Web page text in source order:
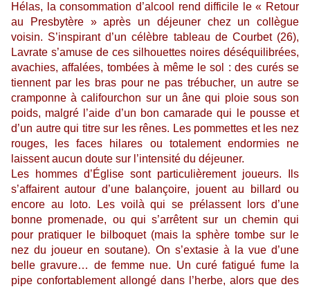
Hélas, la consommation d’alcool rend difficile le « Retour
au Presbytère » après un déjeuner chez un collègue
voisin. S’inspirant d’un célèbre tableau de Courbet (26),
Lavrate s’amuse de ces silhouettes noires déséquilibrées,
avachies, affalées, tombées à même le sol : des curés se
tiennent par les bras pour ne pas trébucher, un autre se
cramponne à califourchon sur un âne qui ploie sous son
poids, malgré l’aide d’un bon camarade qui le pousse et
d’un autre qui titre sur les rênes. Les pommettes et les nez
rouges, les faces hilares ou totalement endormies ne
laissent aucun doute sur l’intensité du déjeuner.
Les hommes d’Église sont particulièrement joueurs. Ils
s’affairent autour d’une balançoire, jouent au billard ou
encore au loto. Les voilà qui se prélassent lors d’une
bonne promenade, ou qui s’arrêtent sur un chemin qui
pour pratiquer le bilboquet (mais la sphère tombe sur le
nez du joueur en soutane). On s’extasie à la vue d’une
belle gravure… de femme nue. Un curé fatigué fume la
pipe confortablement allongé dans l’herbe, alors que des